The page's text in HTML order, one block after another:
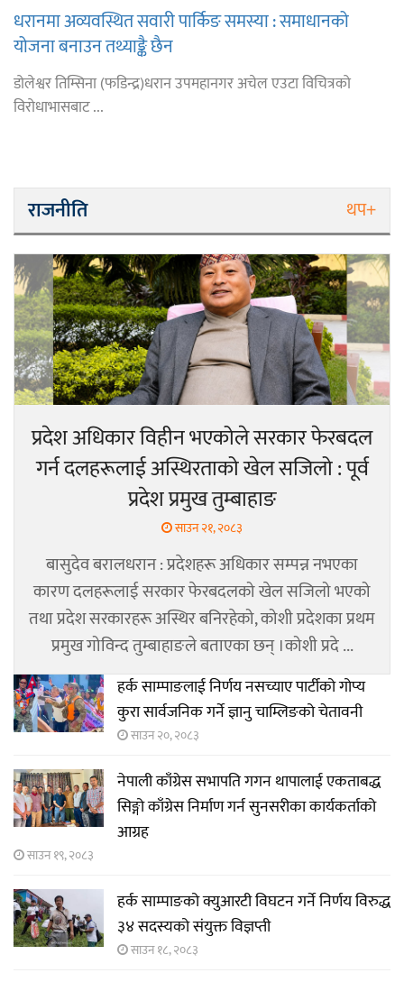
धरानमा अव्यवस्थित सवारी पार्किङ समस्या : समाधानको
योजना बनाउन तथ्याङ्कै छैन
डोलेश्वर तिम्सिना (फडिन्द्र)धरान उपमहानगर अचेल एउटा विचित्रको
विरोधाभासबाट ...
राजनीति थप+
प्रदेश अधिकार विहीन भएकोले सरकार फेरबदल
गर्न दलहरूलाई अस्थिरताको खेल सजिलो : पूर्व
प्रदेश प्रमुख तुम्बाहाङ
साउन २१, २०८३
बासुदेव बरालधरान : प्रदेशहरू अधिकार सम्पन्न नभएका
कारण दलहरूलाई सरकार फेरबदलको खेल सजिलो भएको
तथा प्रदेश सरकारहरू अस्थिर बनिरहेको, कोशी प्रदेशका प्रथम
प्रमुख गोविन्द तुम्बाहाङले बताएका छन् ।कोशी प्रदे ...
हर्क साम्पाङलाई निर्णय नसच्याए पार्टीको गोप्य
कुरा सार्वजनिक गर्ने ज्ञानु चाम्लिङको चेतावनी
साउन २०, २०८३
नेपाली काँग्रेस सभापति गगन थापालाई एकताबद्ध
सिङ्गो काँग्रेस निर्माण गर्न सुनसरीका कार्यकर्ताको
आग्रह
साउन १९, २०८३
हर्क साम्पाङको क्युआरटी विघटन गर्ने निर्णय विरुद्ध
३४ सदस्यको संयुक्त विज्ञप्ती
साउन १८, २०८३